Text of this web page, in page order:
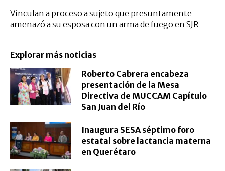
Vinculan a proceso a sujeto que presuntamente
amenazó a su esposa con un arma de fuego en SJR
Explorar más noticias
Roberto Cabrera encabeza
presentación de la Mesa
Directiva de MUCCAM Capítulo
San Juan del Río
Inaugura SESA séptimo foro
estatal sobre lactancia materna
en Querétaro